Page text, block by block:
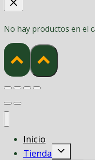
No hay productos en el
Inicio
Tienda
Alternar